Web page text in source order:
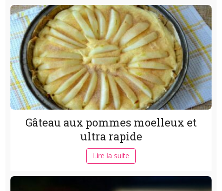
Gâteau aux pommes moelleux et
ultra rapide
Lire la suite